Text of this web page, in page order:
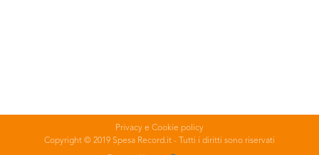
Privacy e Cookie policy
Copyright © 2019 Spesa Record.it - Tutti i diritti sono riservati